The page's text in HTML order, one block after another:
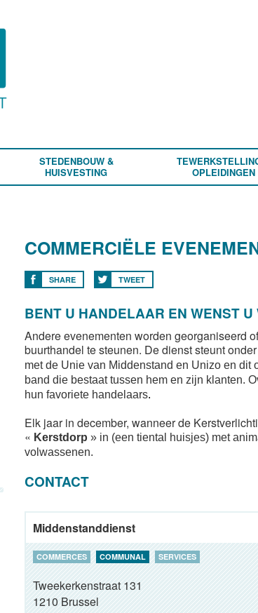
STEDENBOUW &
HUISVESTING
OPLEIDINGEN
COMMERCIËLE
SHARE TWEET
BENT U HANDELAAR EN WENST
Andere evenementen worden georganiseerd
buurthandel te steunen. De dienst steunt
met de Unie van Middenstand en Unizo en
band die bestaat tussen hem en zijn klanten.
hun favoriete handelaars.
Elk jaar in december, wanneer de
« Kerstdorp » in (een tiental huisjes) met
volwassenen.
CONTACT
Middenstanddienst
COMMERCES COMMUNAL SERVICES
Tweekerkenstraat 131
1210Brussel